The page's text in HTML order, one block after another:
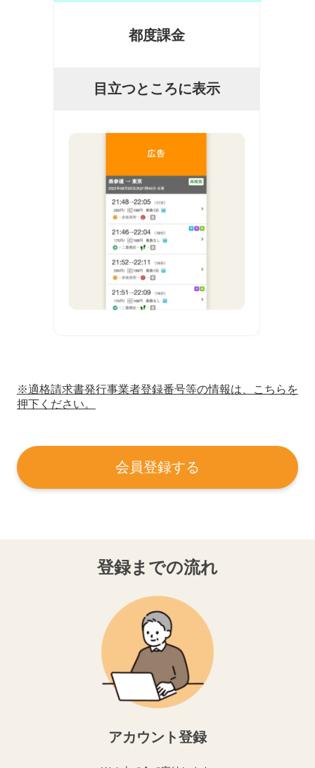
都度課金
目立つところに表示
※適格請求書発行事業者登録番号等の情報は、こちらを
押下ください。
会員登録する
登録までの流れ
アカウント登録